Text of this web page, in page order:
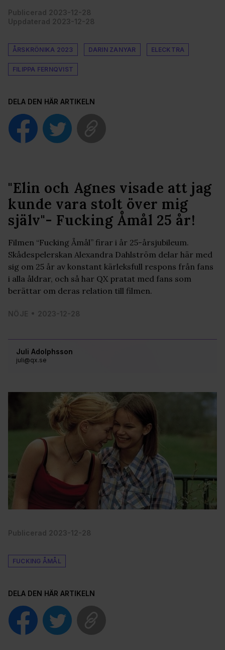
Publicerad 2023-12-28
Uppdaterad 2023-12-28
ÅRSKRÖNIKA 2023 DARIN ZANYAR ELECKTRA
FILIPPA FERNQVIST
DELA DEN HÄR ARTIKELN
Juli Adolphsson
juli@qx.se
"Elin och Agnes visade att jag
kunde vara stolt över mig
själv"- Fucking Åmål 25 år!
Filmen “Fucking Åmål” firar i år 25-årsjubileum.
Skådespelerskan Alexandra Dahlström delar här med
sig om 25 år av konstant kärleksfull respons från fans
i alla åldrar, och så har QX pratat med fans som
berättar om deras relation till filmen.
NÖJE 2023-12-28
Publicerad 2023-12-28
FUCKING ÅMÅL
DELA DEN HÄR ARTIKELN